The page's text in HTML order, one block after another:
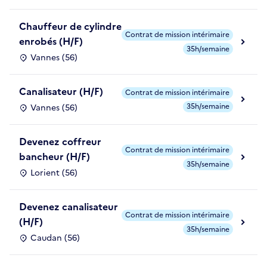
Chauffeur de cylindre
enrobés (H/F)
Vannes (56)
Contrat de mission intérimaire
35h/semaine
Canalisateur (H/F)
Vannes (56)
Contrat de mission intérimaire
35h/semaine
Devenez coffreur
bancheur (H/F)
Lorient (56)
Contrat de mission intérimaire
35h/semaine
Devenez canalisateur
(H/F)
Caudan (56)
Contrat de mission intérimaire
35h/semaine